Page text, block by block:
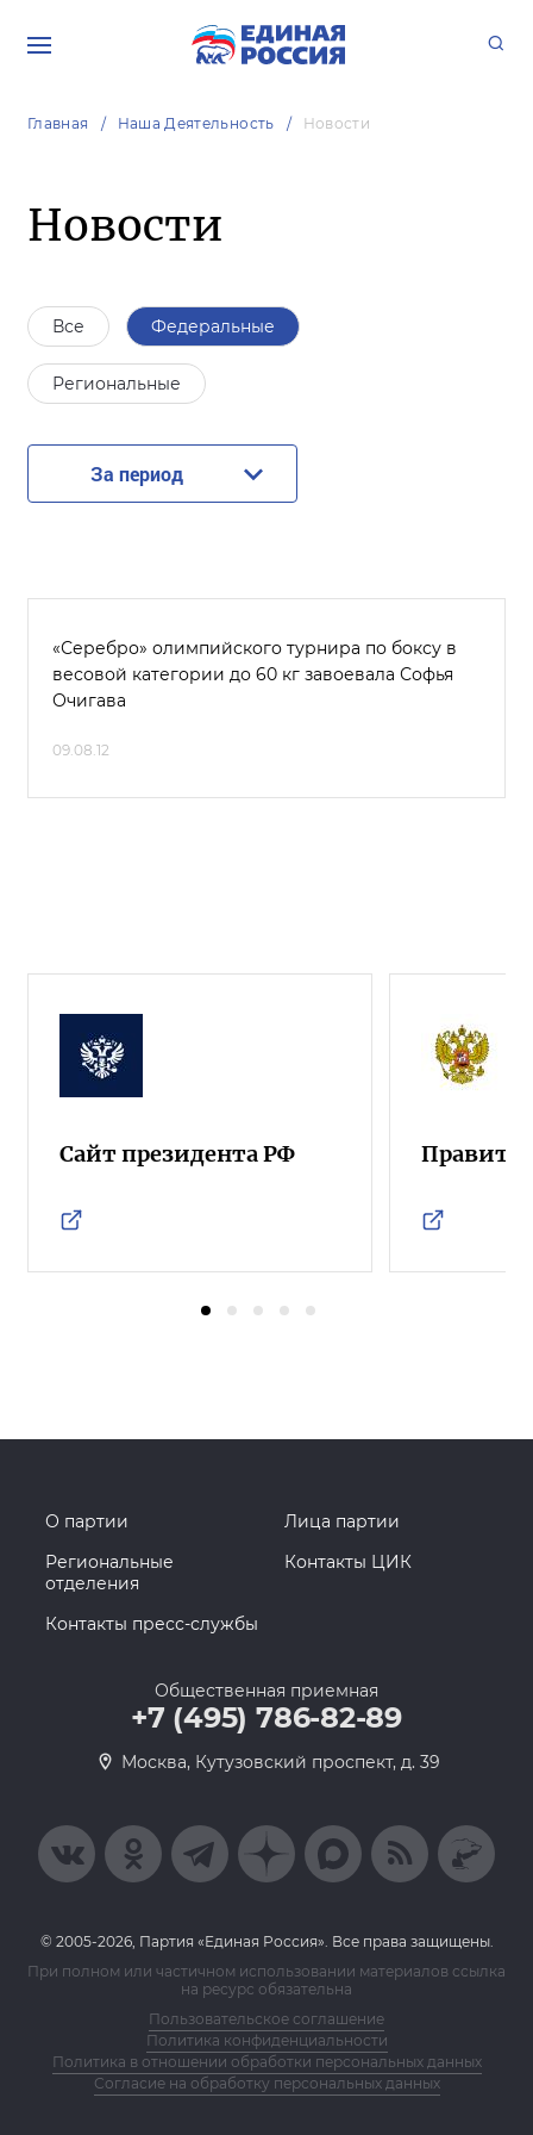
Главная Наша Деятельность Новости
Новости
Все Федеральные
Региональные
За период
«Серебро» олимпийского турнира по боксу в
весовой категории до 60 кг завоевала Софья
Очигава
09.08.12
Сайт президента РФ
О партии
Лица партии
Региональные
отделения
Контакты ЦИК
Контакты пресс-службы
Общественная приемная
+7 (495) 786-82-89
Москва, Кутузовский проспект, д. 39
© 2005-2026, Партия «Единая Россия». Все права защищены.
При полном или частичном использовании материалов ссылка
на ресурс обязательна
Пользовательское соглашение
Политика конфиденциальности
Политика в отношении обработки персональных данных
Согласие на обработку персональных данных